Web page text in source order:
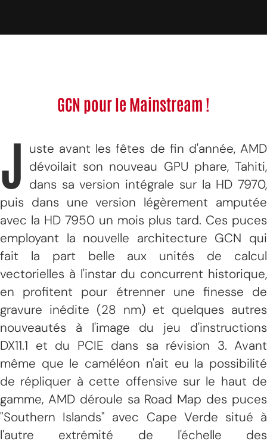
GCN pour le Mainstream !
J uste avant les fêtes de fin d'année, AMD
dévoilait son nouveau GPU phare, Tahiti,
dans sa version intégrale sur la HD 7970,
puis dans une version légèrement amputée
avec la HD 7950 un mois plus tard. Ces puces
employant la nouvelle architecture GCN qui
fait la part belle aux unités de calcul
vectorielles à l'instar du concurrent historique,
en profitent pour étrenner une finesse de
gravure inédite (28 nm) et quelques autres
nouveautés à l'image du jeu d'instructions
DX11.1 et du PCIE dans sa révision 3. Avant
même que le caméléon n'ait eu la possibilité
de répliquer à cette offensive sur le haut de
gamme, AMD déroule sa Road Map des puces
"Southern Islands" avec Cape Verde situé à
l'autre extrémité de l'échelle des